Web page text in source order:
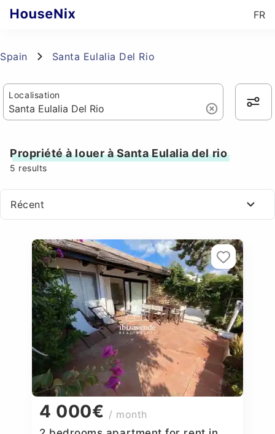
FR
Spain Santa Eulalia Del Rio
Localisation
Propriété à louer à Santa Eulalia del rio
5 results
Récent
4 000€ / month